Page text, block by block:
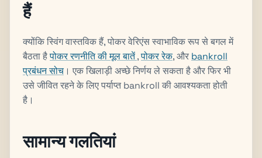
हैं
क्योंकि स्विंग वास्तविक हैं, पोकर वेरिएंस स्वाभाविक रूप से बगल में
बैठता हैपोकर रणनीति की मूल बातें,पोकर रेक, और bankroll
प्रबंधन सोच । एक खिलाड़ी अच्छे निर्णय ले सकता है और फिर भी
उसे जीवित रहने के लिए पर्याप्त bankroll की आवश्यकता होती
है।
सामान्य गलतियां